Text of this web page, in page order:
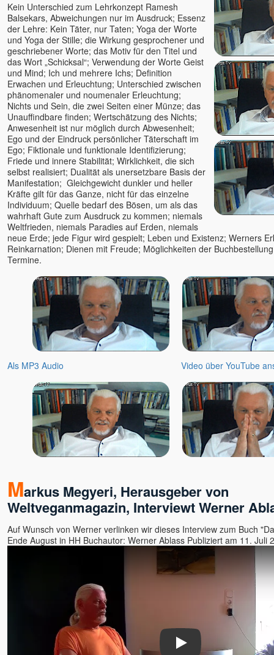
Kein Unterschied zum Lehrkonzept Ramesh
Balsekars, Abweichungen nur im Ausdruck; Essenz
der Lehre: Kein Täter, nur Taten; Yoga der Worte
und Yoga der Stille; die Wirkung gesprochener und
geschriebener Worte; das Motiv für den Titel und
das Wort „Schicksal“; Verwendung der Worte Geist
und Mind; Ich und mehrere Ichs; Definition
Erwachen und Erleuchtung; Unterschied zwischen
phänomenaler und noumenaler Erleuchtung;
Nichts und Sein, die zwei Seiten einer Münze; das
Unauffindbare finden; Wertschätzung des Nichts;
Anwesenheit ist nur möglich durch Abwesenheit;
Ego und der Eindruck persönlicher Täterschaft im
Ego; Fiktionale und funktionale Identifizierung;
Friede und innere Stabilität; Wirklichkeit, die sich
selbst realisiert; Dualität als unersetzbare Basis der
Manifestation; Gleichgewicht dunkler und heller
Kräfte gilt für das Ganze, nicht für das einzelne
Individuum; Quelle bedarf des Bösen, um als das
wahrhaft Gute zum Ausdruck zu kommen; niemals
Weltfrieden, niemals Paradies auf Erden, niemals
neue Erde; jede Figur wird gespielt; Leben und Existenz; Werners
Reinkarnation; Dienen mit Freude; Möglichkeiten der
Termine.
Als MP3 Audio Video über YouTube
Markus Megyeri, Herausgeber von
Weltveganmagazin, Interviewt Werner
Auf Wunsch von Werner verlinken wir dieses Interview zum Buch
Ende August in HH Buchautor: Werner Ablass Publiziert am 11. Juli
Play